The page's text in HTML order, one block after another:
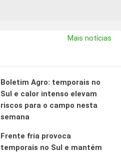
Mais notícias
Boletim Agro: temporais no
Sul e calor intenso elevam
riscos para o campo nesta
semana
Frente fria provoca
temporais no Sul e mantém